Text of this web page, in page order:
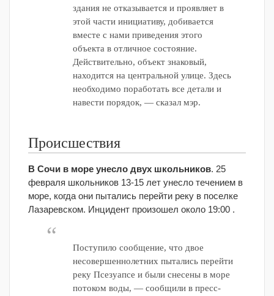
здания не отказывается и проявляет в
этой части инициативу, добивается
вместе с нами приведения этого
объекта в отличное состояние.
Действительно, объект знаковый,
находится на центральной улице. Здесь
необходимо поработать все детали и
навести порядок, — сказал мэр.
Происшествия
В Сочи в море унесло двух школьников. 25
февраля школьников 13-15 лет унесло течением в
море, когда они пытались перейти реку в поселке
Лазаревском. Инцидент произошел около 19:00 .
Поступило сообщение, что двое
несовершеннолетних пытались перейти
реку Псезуапсе и были снесены в море
потоком воды, — сообщили в пресс-